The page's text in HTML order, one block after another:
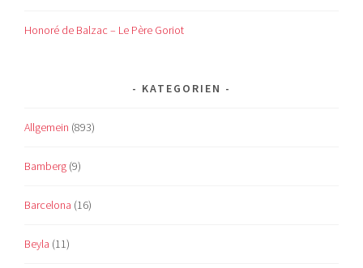
Honoré de Balzac – Le Père Goriot
KATEGORIEN
Allgemein (893)
Bamberg (9)
Barcelona (16)
Beyla (11)